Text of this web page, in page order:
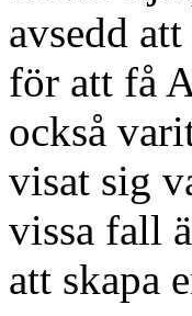
avsedd
för att få
också
visat sig
vissa fall
att skapa